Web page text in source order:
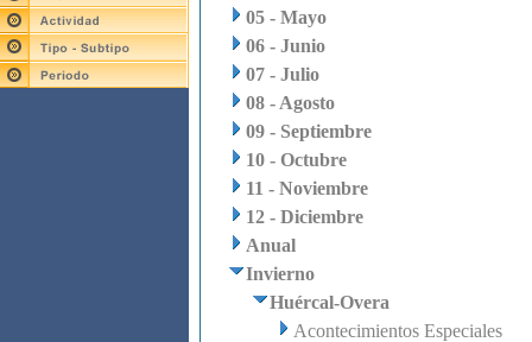
05 - Mayo
06 - Junio
07 - Julio
08 - Agosto
09 - Septiembre
10 - Octubre
11 - Noviembre
12 - Diciembre
Anual
Invierno
Huércal-Overa
Acontecimientos Especiales